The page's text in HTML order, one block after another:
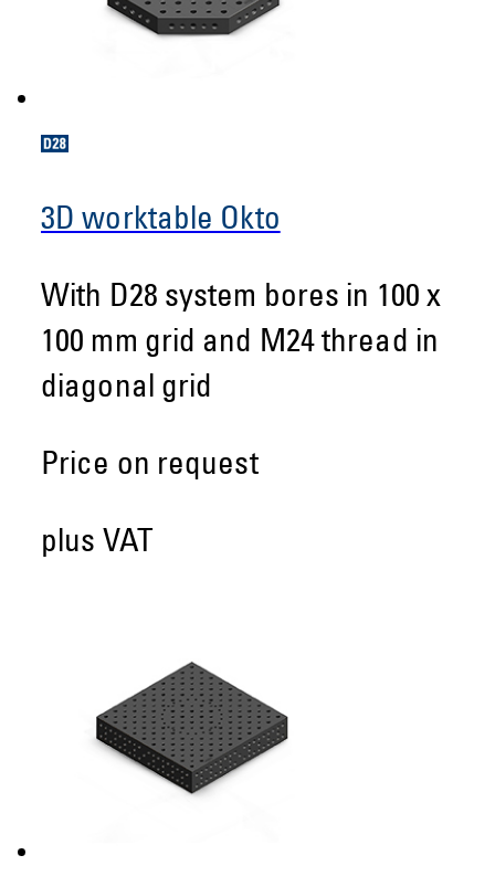
3D worktable Okto
With D28 system bores in 100 x
100 mm grid and M24 thread in
diagonal grid
Price on request
plus VAT